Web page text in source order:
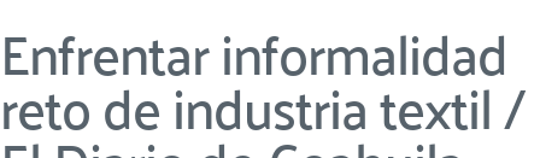
Enfrentar informalidad
reto de industria textil /